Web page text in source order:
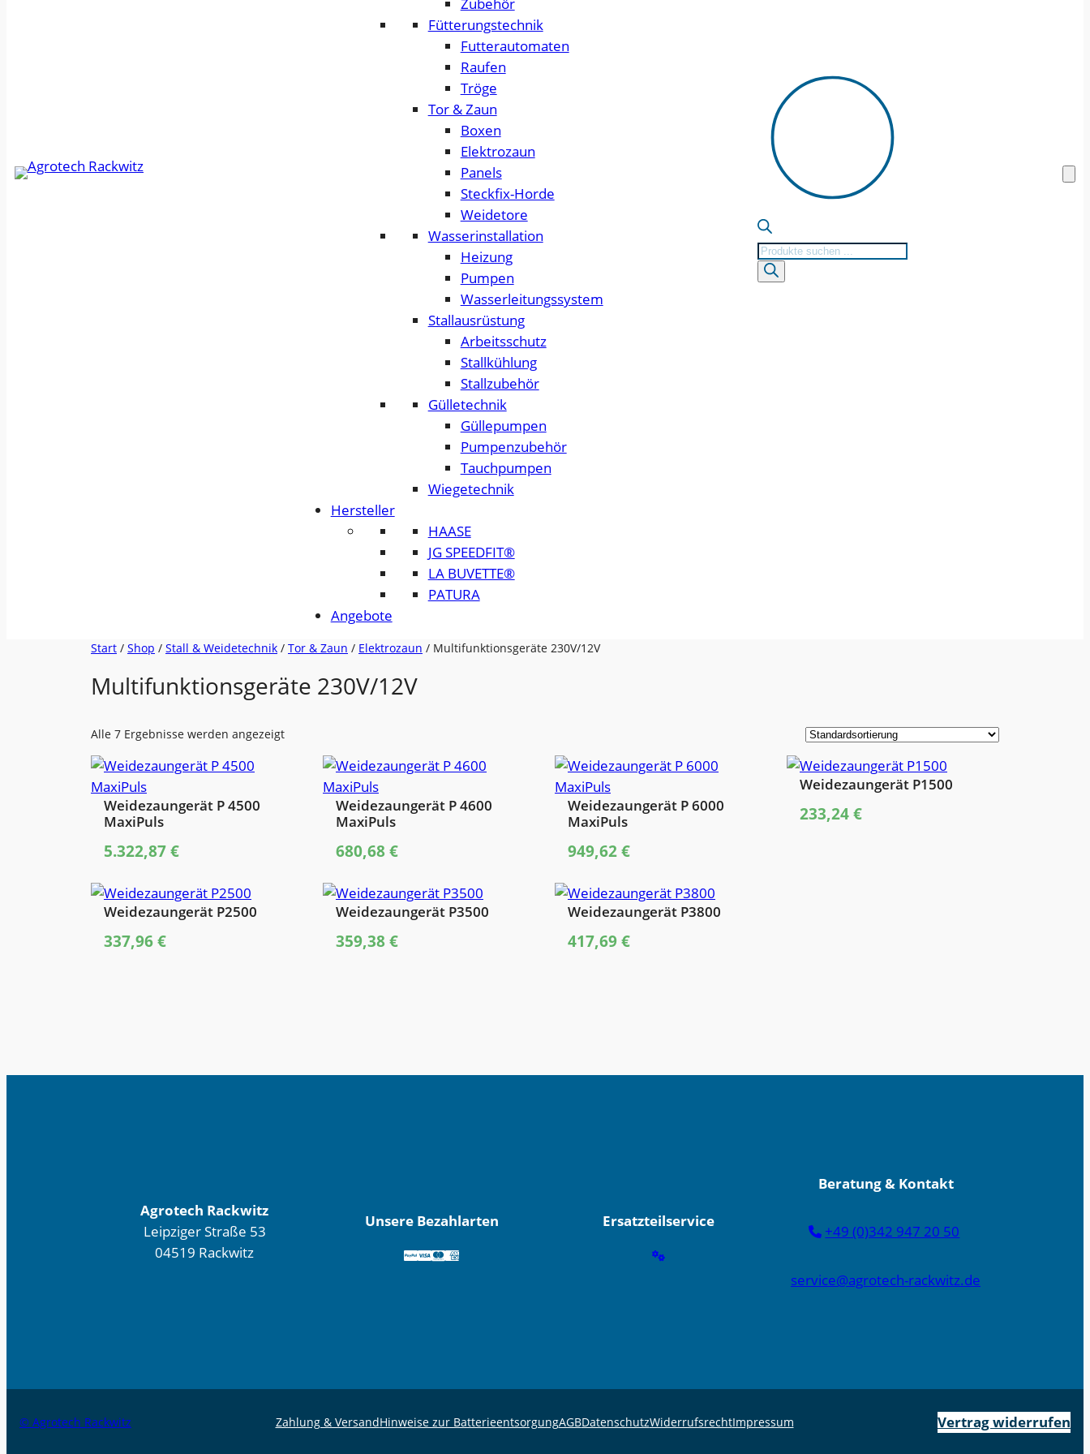
Fütterungstechnik
Futterautomaten
Raufen
Tröge
Tor & Zaun
Boxen
Elektrozaun
Panels
Steckfix-Horde
Weidetore
Wasserinstallation
Heizung
Pumpen
Wasserleitungssystem
Stallausrüstung
Arbeitsschutz
Stallkühlung
Stallzubehör
Gülletechnik
Güllepumpen
Pumpenzubehör
Tauchpumpen
Wiegetechnik
Hersteller
HAASE
JG SPEEDFIT®
LA BUVETTE®
PATURA
Angebote
Products
search
Start / Shop / Stall & Weidetechnik / Tor & Zaun / Elektrozaun / Multifunktionsgeräte 230V/12V
Multifunktionsgeräte 230V/12V
Alle 7 Ergebnisse werden angezeigt
Weidezaungerät P 4500
MaxiPuls
5.322,87€
Weidezaungerät P 4600
MaxiPuls
680,68 €
Weidezaungerät P 6000
MaxiPuls
949,62€
Weidezaungerät P1500
233,24€
Weidezaungerät P2500
337,96€
Weidezaungerät P3500
359,38 €
Weidezaungerät P3800
417,69€
Agrotech Rackwitz
Leipziger Straße 53
04519 Rackwitz
Unsere Bezahlarten Ersatzteilservice
Beratung & Kontakt
+49 (0)342 947 20 50
service@agrotech-rackwitz.de
© Agrotech Rackwitz Zahlung & VersandHinweise zur BatterieentsorgungAGBDatenschutzWiderrufsrechtImpressum Vertrag widerrufen